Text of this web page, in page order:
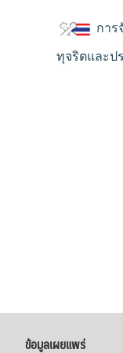
การ
ทุจริตและป
ข้อมูลเผยแพร่